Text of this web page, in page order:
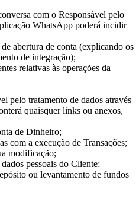
com o Responsável pelo
WhatsApp poderá incidir
abertura de conta (explicando os
de integração);
relativas às operações da
pelo tratamento de dados através
quaisquer links ou anexos,
de Dinheiro;
com a execução de Transações;
modificação;
pessoais do Cliente;
ou levantamento de fundos